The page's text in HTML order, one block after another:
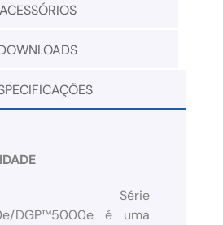
ACESSÓRIOS
Série
DGP™5000e é uma